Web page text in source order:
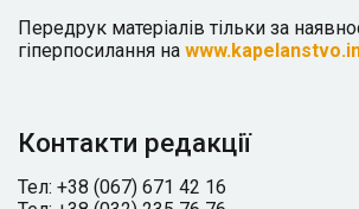
Передрук матеріалів тільки за
гіперпосилання на
Контакти редакції
Тел: +38 (067) 671 42 16